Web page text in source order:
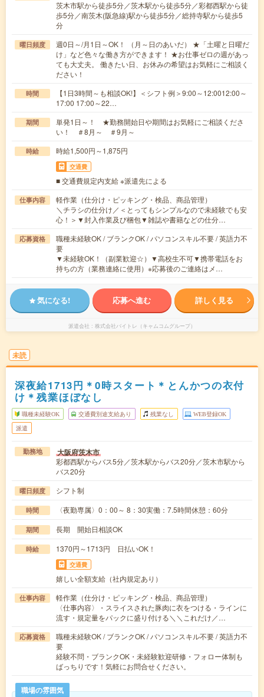
茨木市駅から徒歩5分／茨木駅から徒歩5分／彩都西駅から徒
歩5分／南茨木(阪急線)駅から徒歩5分／総持寺駅から徒歩5
分
曜日頻度
週0日～/月1日～OK！ （月～日のあいだ） ★「土曜と日曜だ
け」など色々な働き方ができます！ ★お仕事ゼロの週があっ
ても大丈夫。 働きたい日、お休みの希望はお気軽にご相談く
ださい！
時間
【1日3時間～も相談OK!】＜シフト例＞9:00～12:0012:00～
17:00 17:00～22…
期間
単発1日～！ ★勤務開始日や期間はお気軽にご相談くださ
い！ ＃8月～ ＃9月～
時給 時給1,500円～1,875円
交通費
■ 交通費規定内支給 ※派遣先による
仕事内容
軽作業（仕分け・ピッキング・検品、商品管理）
＼チラシの仕分け／＜とってもシンプルなので未経験でも安
心！＞▼封入作業及び梱包▼雑誌や書籍などの仕分…
応募資格
職種未経験OK / ブランクOK / パソコンスキル不要 / 英語力不
要
▼未経験OK！（副業歓迎☆）▼高校生不可▼携帯電話をお
持ちの方（業務連絡に使用）※応募後のご連絡はメ…
気になる! 応募へ進む 詳しく見る
派遣会社 株式会社バイトレ（キャムコムグループ）
未読
深夜給1713円＊0時スタート＊とんかつの衣付
け＊残業ほぼなし
職種未経験OK 交通費別途支給あり 残業なし WEB登録OK
派遣
勤務地 大阪府茨木市
彩都西駅からバス5分／茨木駅からバス20分／茨木市駅から
バス20分
曜日頻度 シフト制
時間 〈夜勤専属〉0：00～ 8：30実働：7.5時間休憩：60分
期間 長期 開始日相談OK
時給 1370円～1713円 日払いOK！
交通費
嬉しい全額支給（社内規定あり）
仕事内容
軽作業（仕分け・ピッキング・検品、商品管理）
〈仕事内容〉・スライスされた豚肉に衣をつける・ラインに
流す・規定量をパックに盛り付ける＼＼これだけ／…
応募資格
職種未経験OK / ブランクOK / パソコンスキル不要 / 英語力不
要
経験不問・ブランクOK・未経験歓迎研修・フォロー体制も
ばっちりです！気軽にお問合せください。
職場の雰囲気